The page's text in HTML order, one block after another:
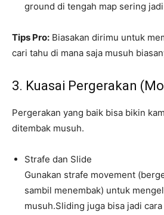
ground di tengah map sering
Tips Pro: Biasakan dirimu untuk
cari tahu di mana saja musuh
3. Kuasai Pergerakan
Pergerakan yang baik bisa bikin
ditembak musuh.
Strafe dan Slide
Gunakan strafe movement
sambil menembak) untuk
musuh.Sliding juga bisa jadi